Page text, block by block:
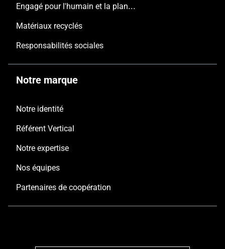
Engagé pour l'humain et la planète
Matériaux recyclés
Responsabilités sociales
Notre marque
Notre identité
Référent Vertical
Notre expertise
Nos équipes
Partenaires de coopération